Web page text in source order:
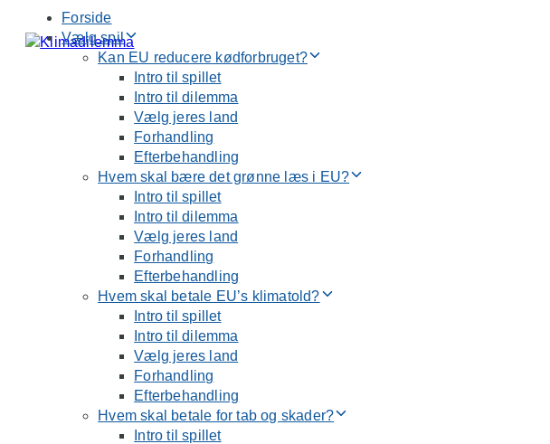
links
Forside
Vælg spil
Kan EU reducere kødforbruget?
Intro til spillet
Intro til dilemma
Vælg jeres land
Forhandling
Efterbehandling
Hvem skal bære det grønne læs i EU?
Intro til spillet
Intro til dilemma
Vælg jeres land
Forhandling
Efterbehandling
Hvem skal betale EU’s klimatold?
Intro til spillet
Intro til dilemma
Vælg jeres land
Forhandling
Efterbehandling
Hvem skal betale for tab og skader?
Intro til spillet